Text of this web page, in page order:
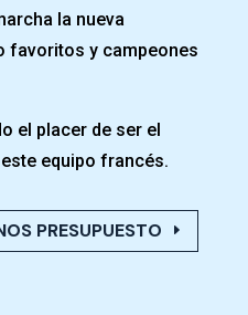
la nueva
favoritos y campeones
el placer de ser el
equipo francés.
PRESUPUESTO